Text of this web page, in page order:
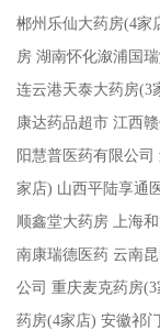
郴州乐仙大药房(4家
房 湖南怀化溆浦国
连云港天泰大药房(3
康达药品超市 江西
阳慧普医药有限公
家店) 山西平陆享通
顺鑫堂大药房 上海
南康瑞德医药 云南
公司 重庆麦克药房
药房(4家店) 安徽祁